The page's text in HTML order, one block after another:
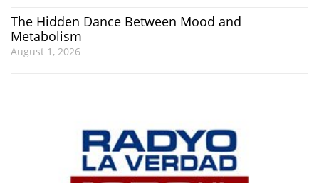
The Hidden Dance Between Mood and
Metabolism
August 1, 2026